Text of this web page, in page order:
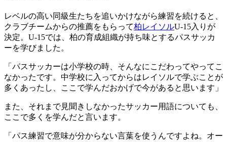
レベルの高い同級生たちを追いかけながら練習を続けると、
クラブチームからの推薦をもらって柏レイソルU-15入りが
決定。U-15では、柏の育成組織が持ち味とするパスサッカ
ーを学びました。
「パスサッカーは小学校の時、そんなにこだわってやってこ
なかったです。中学校に入ってからはレイソルで学ぶことが
多くあったし、ここで学んだおかげで今があると思います」
また、それまで見聞きしなかったサッカー用語についても、
ここで多くを学んだと言います。
「パス練習で意味が分からない言葉を使うんですよね。オー